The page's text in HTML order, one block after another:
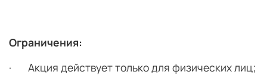
Ограничения:
·
Акция действует только для физических лиц;